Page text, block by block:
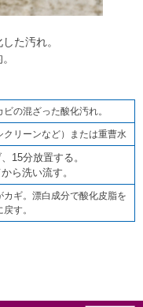
た汚れ。
の混ざった酸化汚れ。
クリーンなど）または重曹水
15分放置する。
ら洗い流す。
ギ。漂白成分で酸化皮脂を
す。